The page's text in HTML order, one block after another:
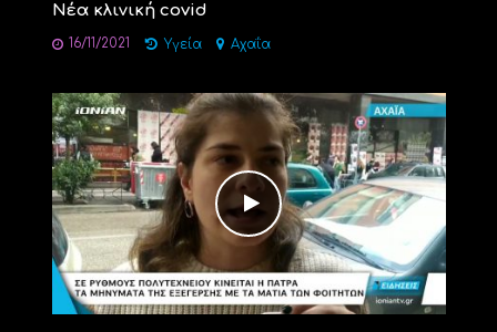
Νέα κλινική covid
16/11/2021 Υγεία Αχαΐα